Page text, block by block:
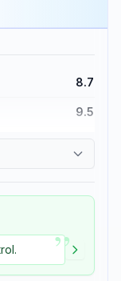
8.7
9.5
”